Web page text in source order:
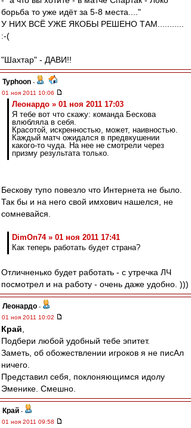
борьба то уже идёт за 5-8 места...."
У НИХ ВСЁ УЖЕ ЯКОБЫ РЕШЕНО ТАМ...........
:-(
"Шахтар" - ДАВИ!!
Typhoon -
01 ноя 2011 10:06
Леонардо » 01 ноя 2011 17:03
Я тебе вот что скажу: команда Бескова
влюбляла в себя.
Красотой, искренностью, может, наивностью.
Каждый матч ожидался в предвкушении
какого-то чуда. На нее не смотрели через
призму результата только.
Бескову тупо повезло что Интернета не было.
Так бы и на него свой имхович нашелся, не
сомневайся.
DimOn74 » 01 ноя 2011 17:41
Как теперь работать будет страна?
Отличненько будет работать - с утречка ЛЧ
посмотрел и на работу - очень даже удобно. )))
Леонардо -
01 ноя 2011 10:02
Край
Подбери любой удобный тебе эпитет.
Заметь, об обожествлении игроков я не писАл
ничего.
Представил себя, поклоняющимся идолу
Эменике. Смешно.
Край -
01 ноя 2011 09:58